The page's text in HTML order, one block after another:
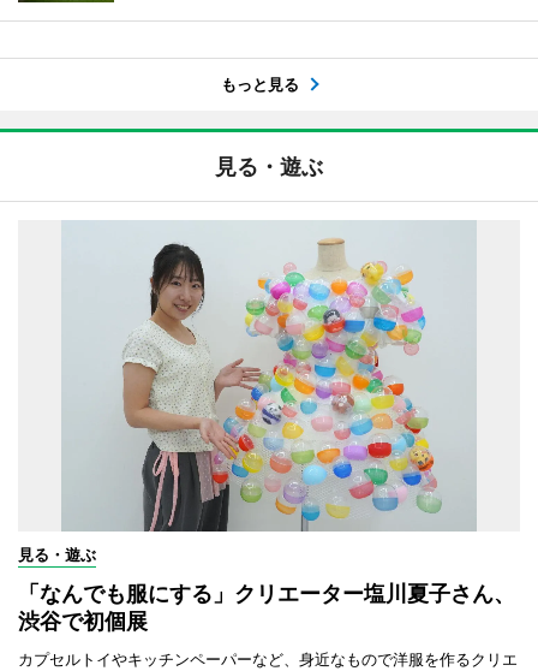
もっと見る
見る・遊ぶ
見る・遊ぶ
「なんでも服にする」クリエーター塩川夏子さん、
渋谷で初個展
カプセルトイやキッチンペーパーなど、身近なもので洋服を作るクリエ